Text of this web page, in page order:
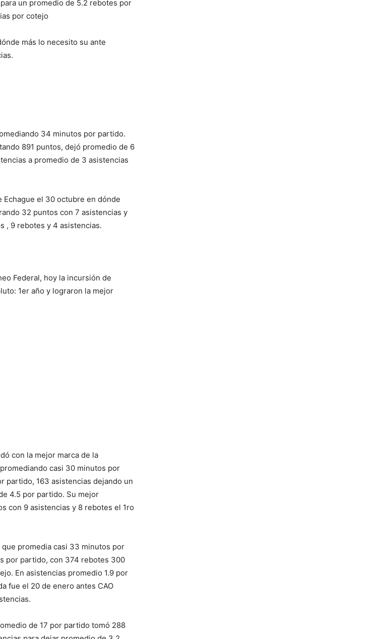
un promedio de 5.2 rebotes por
por cotejo
más lo necesito su ante
34 minutos por partido.
891 puntos, dejó promedio de 6
a promedio de 3 asistencias
el 30 octubre en dónde
32 puntos con 7 asistencias y
, 9 rebotes y 4 asistencias.
Federal, hoy la incursión de
1er año y lograron la mejor
con la mejor marca de la
casi 30 minutos por
partido, 163 asistencias dejando un
4.5 por partido. Su mejor
con 9 asistencias y 8 rebotes el 1ro
promedia casi 33 minutos por
por partido, con 374 rebotes 300
En asistencias promedio 1.9 por
fue el 20 de enero antes CAO
de 17 por partido tomó 288